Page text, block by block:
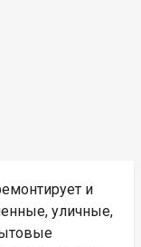
и
уличные,